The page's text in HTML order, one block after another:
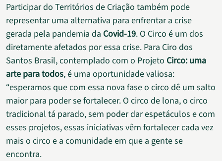
Participar do Territórios de Criação também pode
representar uma alternativa para enfrentar a crise
gerada pela pandemia da Covid-19. O Circo é um dos
diretamente afetados por essa crise. Para Ciro dos
Santos Brasil, contemplado com o Projeto Circo: uma
arte para todos, é uma oportunidade valiosa:
“esperamos que com essa nova fase o circo dê um salto
maior para poder se fortalecer. O circo de lona, o circo
tradicional tá parado, sem poder dar espetáculos e com
esses projetos, essas iniciativas vêm fortalecer cada vez
mais o circo e a comunidade em que a gente se
encontra.